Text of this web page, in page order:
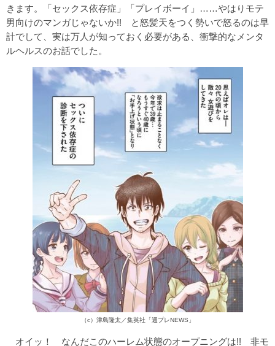
きます。「セックス依存症」「プレイボーイ」……やはりモテ
男向けのマンガじゃないか!! と怒髪天をつく勢いで怒るのは早
計でして、実は万人が知っておく必要がある、衝撃的なメンタ
ルヘルスのお話でした。
（c）津島隆太／集英社「週プレNEWS」
オイッ！ なんだこのハーレム状態のオープニングは!! 非モ